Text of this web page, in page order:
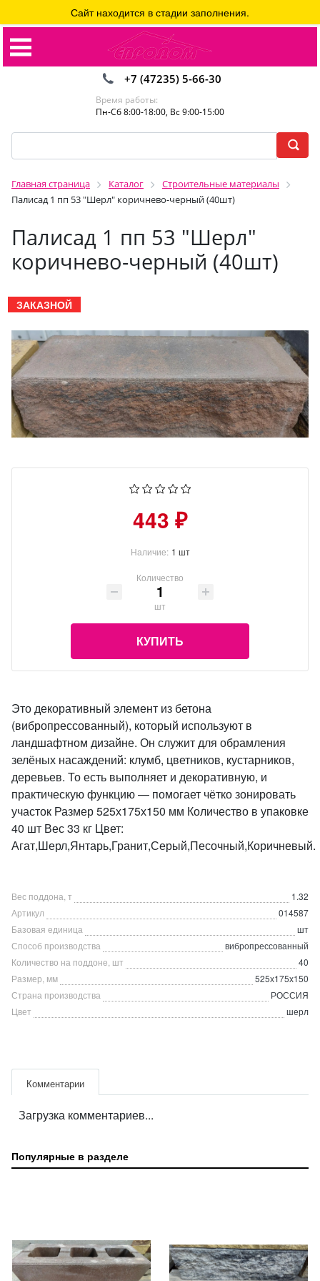
+7 (47235) 5-66-30
Время работы:
Пн-Сб 8:00-18:00, Вс 9:00-15:00
Главная страница Каталог
Строительные материалы
Палисад 1 пп 53 "Шерл" коричнево-черный (40шт)
Палисад 1 пп 53 "Шерл"
коричнево-черный (40шт)
Сайт находится в стадии заполнения.
ЗАКАЗНОЙ
443 ₽
Наличие: 1 шт
Количество
шт
КУПИТЬ
Это декоративный элемент из бетона
(вибропрессованный), который используют в
ландшафтном дизайне. Он служит для обрамления
зелёных насаждений: клумб, цветников, кустарников,
деревьев. То есть выполняет и декоративную, и
практическую функцию — помогает чётко зонировать
участок Размер 525х175х150 мм Количество в упаковке
40 шт Вес 33 кг Цвет:
Агат,Шерл,Янтарь,Гранит,Серый,Песочный,Коричневый.
Вес поддона, т
1.32
Артикул
014587
Базовая единица
шт
Способ производства
вибропрессованный
Количество на поддоне, шт
40
Размер, мм
525х175х150
Страна производства
РОССИЯ
Цвет
шерл
Комментарии
Загрузка комментариев...
Популярные в разделе